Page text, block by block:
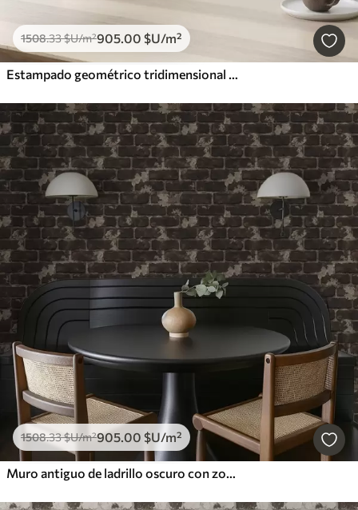
1508.33$U/m²905.00 $U/m²
Estampado geométrico tridimensional en gris y beige
1508.33$U/m²905.00 $U/m²
Muro antiguo de ladrillo oscuro con zonas desgastadas